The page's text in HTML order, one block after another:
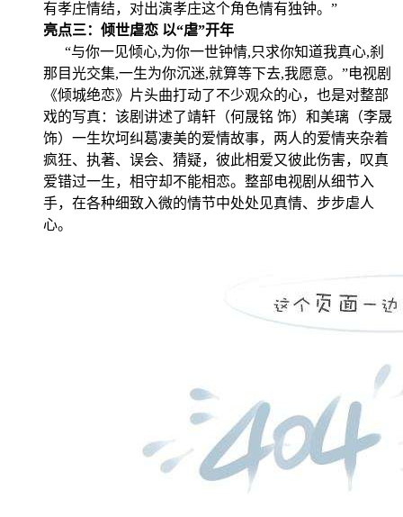
有孝庄情结，对出演孝庄这个角色情有独钟。”
亮点三：倾世虐恋 以“虐”开年
“与你一见倾心,为你一世钟情,只求你知道我真心,刹
那目光交集,一生为你沉迷,就算等下去,我愿意。”电视剧
《倾城绝恋》片头曲打动了不少观众的心，也是对整部
戏的写真：该剧讲述了靖轩（何晟铭 饰）和美璃（李晟
饰）一生坎坷纠葛凄美的爱情故事，两人的爱情夹杂着
疯狂、执著、误会、猜疑，彼此相爱又彼此伤害，叹真
爱错过一生，相守却不能相恋。整部电视剧从细节入
手，在各种细致入微的情节中处处见真情、步步虐人
心。